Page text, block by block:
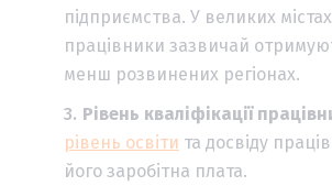
підприємства. У великих
працівники зазвичай
менш розвинених регіонах.
Рівень кваліфікації
рівень освіти та досвіду
його заробітна плата.